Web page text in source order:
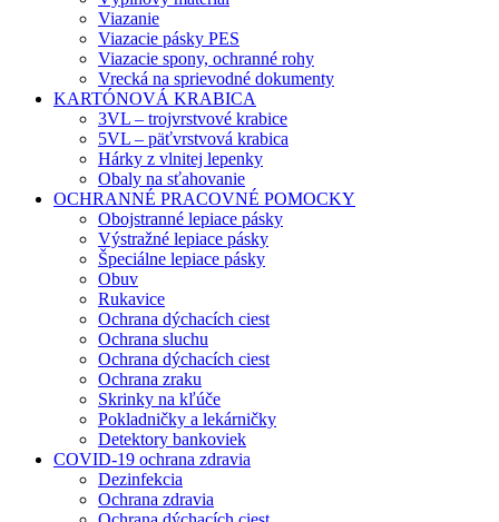
Viazanie
Viazacie pásky PES
Viazacie spony, ochranné rohy
Vrecká na sprievodné dokumenty
KARTÓNOVÁ KRABICA
3VL – trojvrstvové krabice
5VL – päťvrstvová krabica
Hárky z vlnitej lepenky
Obaly na sťahovanie
OCHRANNÉ PRACOVNÉ POMOCKY
Obojstranné lepiace pásky
Výstražné lepiace pásky
Špeciálne lepiace pásky
Obuv
Rukavice
Ochrana dýchacích ciest
Ochrana sluchu
Ochrana dýchacích ciest
Ochrana zraku
Skrinky na kľúče
Pokladničky a lekárničky
Detektory bankoviek
COVID-19 ochrana zdravia
Dezinfekcia
Ochrana zdravia